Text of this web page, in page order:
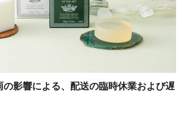
の影響による、配送の臨時休業および遅